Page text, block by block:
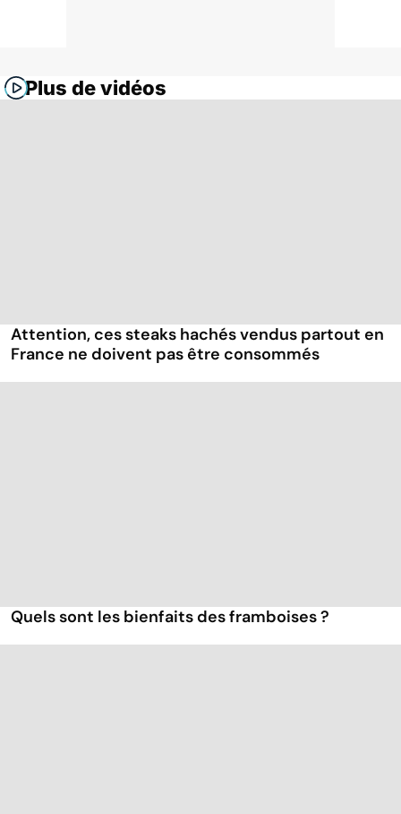
Plus de vidéos
Attention, ces steaks hachés vendus partout en
France ne doivent pas être consommés
Quels sont les bienfaits des framboises ?